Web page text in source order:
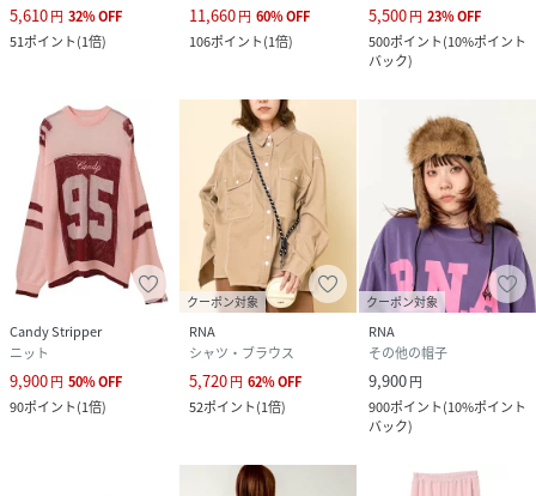
5,610円 32%OFF
51ポイント(1倍)
11,660円 60%OFF
106ポイント(1倍)
5,500円 23%OFF
500ポイント(10%ポイント
バック)
Candy Stripper
ニット
9,900円 50%OFF
90ポイント(1倍)
クーポン対象
RNA
シャツ・ブラウス
5,720円 62%OFF
52ポイント(1倍)
クーポン対象
RNA
その他の帽子
9,900円
900ポイント(10%ポイント
バック)